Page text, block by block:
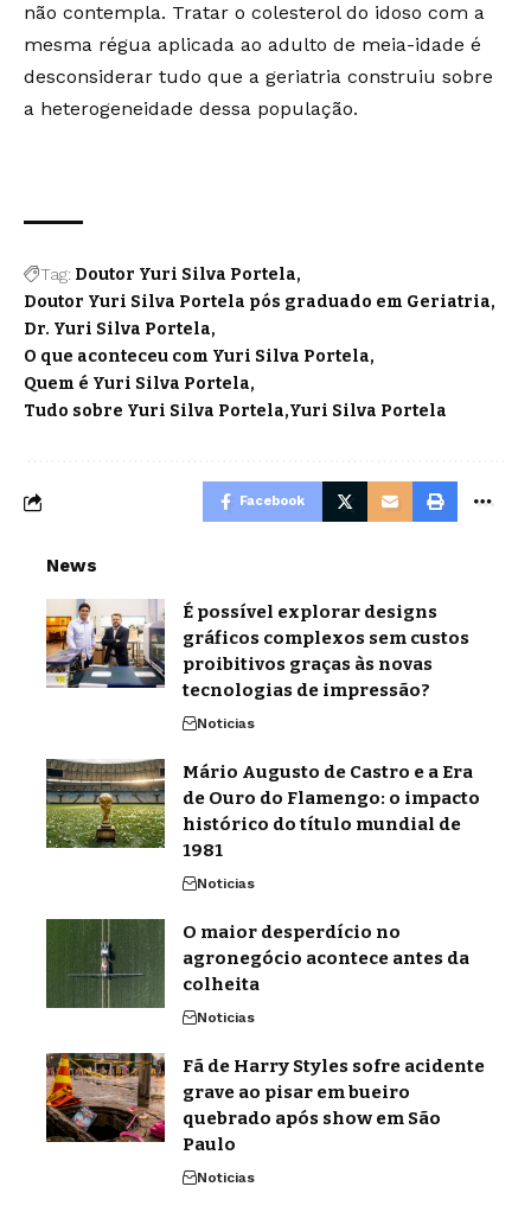
não contempla. Tratar o colesterol do idoso com a
mesma régua aplicada ao adulto de meia-idade é
desconsiderar tudo que a geriatria construiu sobre
a heterogeneidade dessa população.
Tag: Doutor Yuri Silva Portela
Doutor Yuri Silva Portela pós graduado em Geriatria
Dr. Yuri Silva Portela
O que aconteceu com Yuri Silva Portela
Quem é Yuri Silva Portela
Tudo sobre Yuri Silva Portela Yuri Silva Portela
Facebook
News
É possível explorar designs
gráficos complexos sem custos
proibitivos graças às novas
tecnologias de impressão?
Noticias
Mário Augusto de Castro e a Era
de Ouro do Flamengo: o impacto
histórico do título mundial de
1981
Noticias
O maior desperdício no
agronegócio acontece antes da
colheita
Noticias
Fã de Harry Styles sofre acidente
grave ao pisar em bueiro
quebrado após show em São
Paulo
Noticias